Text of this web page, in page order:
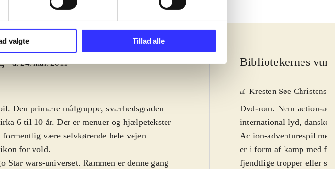
valgte Tillad alle
d. 24. mar. 2011
Den primære målgruppe, sværhedsgraden
6 til 10 år. Der er menuer og hjælpetekster
være selvkørende hele vejen
for vold.
Star wars-universet. Rammen er denne gang
Bibliotekernes
af Kresten Søe
Dvd-rom. Nem action-
international lyd, danske
Action-adventurespil
er i form af kamp med fx
fjendtlige tropper eller